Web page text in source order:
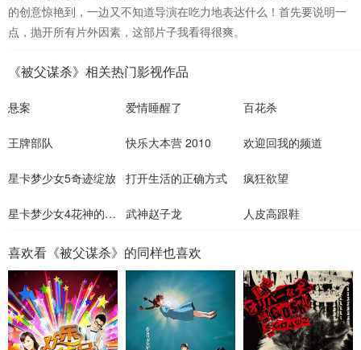
的创意惊艳到，一边又不知道导演在吃力地表达什么！首先要说明一
点，抛开所有片外因素，这部片子我看得很爽。
《被父谋杀》相关热门影视作品
悬案 爱情睡醒了 百花杀
王牌部队 快乐大本营 2010 欢迎回我的频道
星卡梦少女5奇迹绽放 打开生活的正确方式 疯狂欲望
星卡梦少女4花神的试炼 武神赵子龙 人皮高跟鞋
喜欢看《被父谋杀》的同样也喜欢